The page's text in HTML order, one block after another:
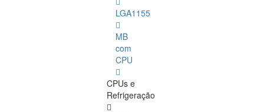
LGA1155
MB
com
CPU
CPUs e
Refrigeração